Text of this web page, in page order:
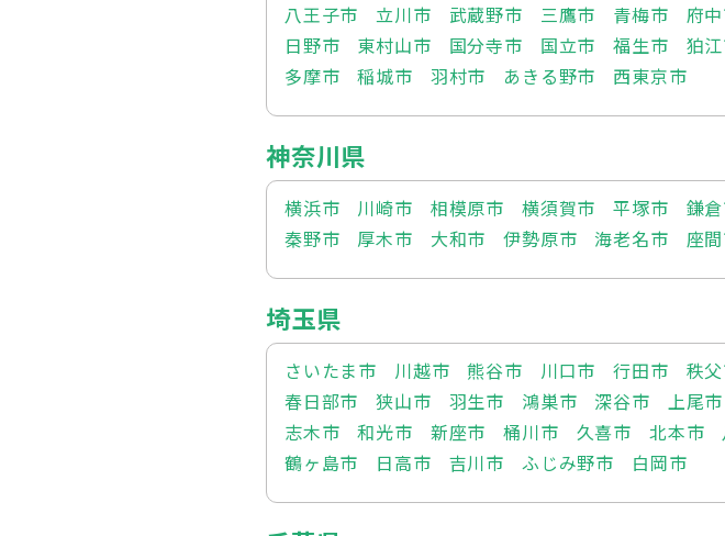
八王子市
立川市 武蔵野市 三鷹市 青梅市 府
日野市
東村山市 国分寺市 国立市 福生市 狛
多摩市
稲城市 羽村市 あきる野市 西東京市
神奈川県
横浜市 川崎市 相模原市 横須賀市 平塚市 鎌
秦野市
厚木市 大和市 伊勢原市 海老名市 座
埼玉県
さいたま市 川越市 熊谷市 川口市 行田市 秩
春日部市
狭山市 羽生市 鴻巣市 深谷市 上尾市
志木市
和光市 新座市 桶川市 久喜市 北本市
鶴ヶ島市
日高市 吉川市 ふじみ野市 白岡市